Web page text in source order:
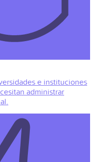
e instituciones
administrar